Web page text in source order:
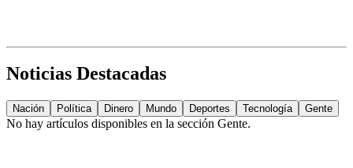
Noticias Destacadas
Nación Política Dinero Mundo Deportes Tecnología Gente
No hay artículos disponibles en la sección Gente.